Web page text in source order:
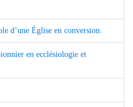
d’une Église en conversion.
en ecclésiologie et